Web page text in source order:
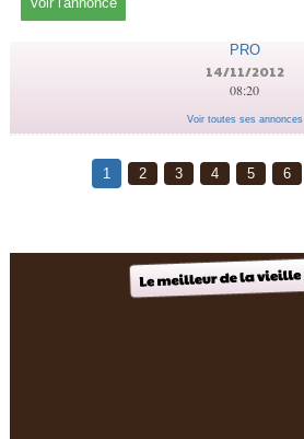
PRO
14/11/2012
08:20
Voir toutes ses annonces
1 2 3 4 5 6